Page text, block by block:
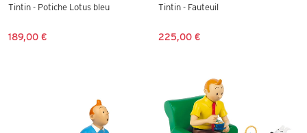
Tintin - Potiche Lotus bleu
189,00 €
Tintin - Fauteuil
225,00 €